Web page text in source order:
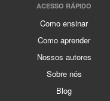
ACESSO RÁPIDO
Como ensinar
Como aprender
Nossos autores
Sobre nós
Blog